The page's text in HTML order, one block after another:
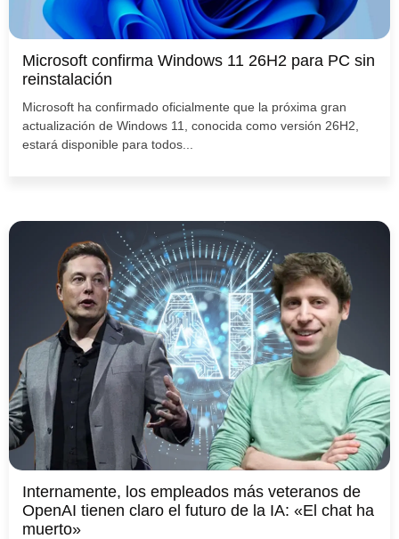
Microsoft confirma Windows 11 26H2 para PC sin
reinstalación
Microsoft ha confirmado oficialmente que la próxima gran
actualización de Windows 11, conocida como versión 26H2,
estará disponible para todos...
Internamente, los empleados más veteranos de
OpenAI tienen claro el futuro de la IA: «El chat ha
muerto»